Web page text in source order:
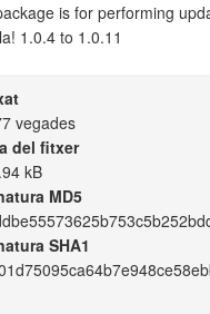
is for performing
1.0.4 to 1.0.11
vegades
del fitxer
kB
MD5
SHA1